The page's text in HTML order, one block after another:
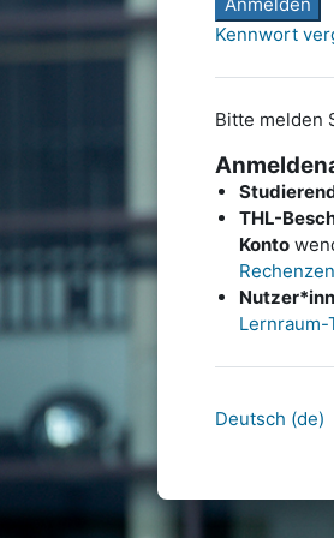
Kennwort
Bitte melden
THL-
Konto
Lernraum-
Deutsch ‎(de)‎